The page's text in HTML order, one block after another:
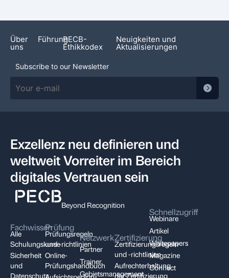
Über
uns
FührungPECB-
Ethikkodex
Neuigkeiten und
Aktualisierungen
Subscribe to our Newsletter
Exzellenz neu definieren und
weltweit Vorreiter im Bereich
digitales Vertrauen sein
Beyond Recognition
Fachwissen
Alle
Schulungskurse
Sicherheit
und
Datenschutz
Prüfung
Prüfungsregeln
und -richtlinien
Online-
Prüfungshandbuch
Netzwerk
Partner
Trainer
Gebietsmanagement
Zertifizierung
Zertifizierungsregeln
und -richtlinien
Aufrechterhaltung
der Zertifizierung
Schnellzugriff
Webinare
Artikel
Whitepapers
Magazine
Connect